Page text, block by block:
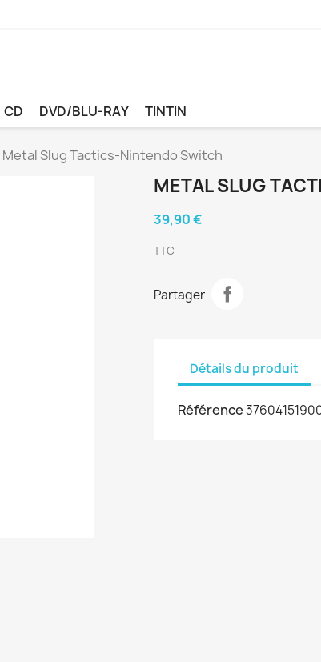
CD DVD/BLU-RAY TINTIN
Metal Slug Tactics-Nintendo Switch
METAL SLUG
39,90 €
TTC
Partager
Détails du produit
Référence